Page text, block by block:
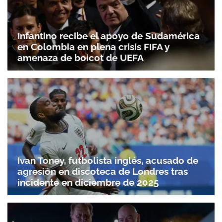
Infantino recibe el apoyo de Sudamérica
en Colombia en plena crisis FIFA y
amenaza de boicot de UEFA
Ivan Toney, futbolista inglés, acusado de
agresión en discoteca de Londres tras
incidente en diciembre de 2025